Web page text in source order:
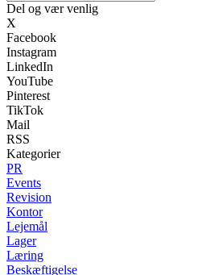
Del og vær venlig
X
Facebook
Instagram
LinkedIn
YouTube
Pinterest
TikTok
Mail
RSS
Kategorier
PR
Events
Revision
Kontor
Lejemål
Lager
Læring
Beskæftigelse